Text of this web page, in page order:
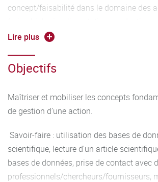
concept/faisabilité dans le domaine des
…).
Cette UE est suivie par l'ensemble des
parcours de la mention BAG (M1 B2IPME,
Programme :
Cours magistraux (10h)
Lignes directrices pour la conception d’un
expérimental et/ou d’une action de
Lire plus
Objectifs
Maîtriser et mobiliser les concepts
de gestion d’une action.
Savoir-faire : utilisation des bases de
scientifique, lecture d'un article
bases de données, prise de contact avec
professionnels/chercheurs/fournisseurs,